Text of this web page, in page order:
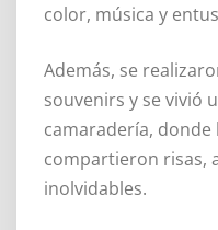
color, música y
Además, se
souvenirs y se vivió
camaradería,
compartieron risas,
inolvidables.